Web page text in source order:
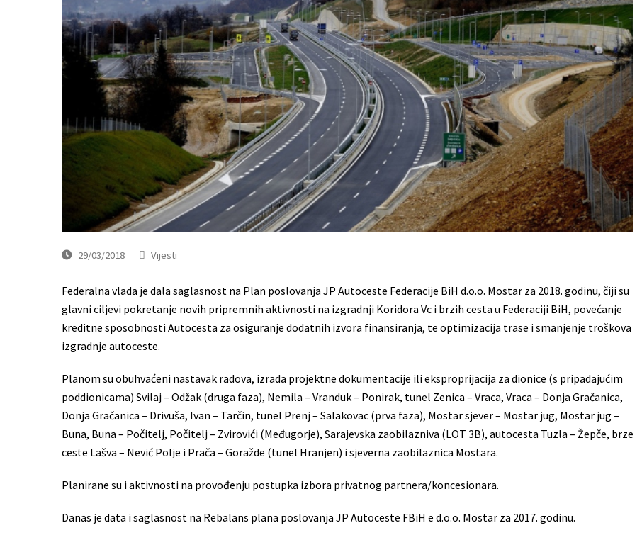
29/03/2018 Vijesti
Federalna vlada je dala saglasnost na Plan poslovanja JP Autoceste Federacije BiH d.o.o. Mostar za 2018. godinu, čiji su
glavni ciljevi pokretanje novih pripremnih aktivnosti na izgradnji Koridora Vc i brzih cesta u Federaciji BiH, povećanje
kreditne sposobnosti Autocesta za osiguranje dodatnih izvora finansiranja, te optimizacija trase i smanjenje troškova
izgradnje autoceste.
Planom su obuhvaćeni nastavak radova, izrada projektne dokumentacije ili eksproprijacija za dionice (s pripadajućim
poddionicama) Svilaj – Odžak (druga faza), Nemila – Vranduk – Ponirak, tunel Zenica – Vraca, Vraca – Donja Gračanica,
Donja Gračanica – Drivuša, Ivan – Tarčin, tunel Prenj – Salakovac (prva faza), Mostar sjever – Mostar jug, Mostar jug –
Buna, Buna – Počitelj, Počitelj – Zvirovići (Međugorje), Sarajevska zaobilazniva (LOT 3B), autocesta Tuzla – Žepče, brze
ceste Lašva – Nević Polje i Prača – Goražde (tunel Hranjen) i sjeverna zaobilaznica Mostara.
Planirane su i aktivnosti na provođenju postupka izbora privatnog partnera/koncesionara.
Danas je data i saglasnost na Rebalans plana poslovanja JP Autoceste FBiH e d.o.o. Mostar za 2017. godinu.